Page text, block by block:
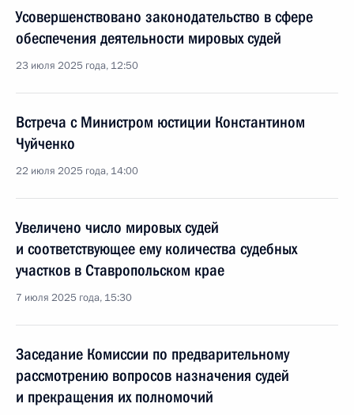
Усовершенствовано законодательство в сфере
обеспечения деятельности мировых судей
23 июля 2025 года, 12:50
Встреча с Министром юстиции Константином
Чуйченко
22 июля 2025 года, 14:00
Увеличено число мировых судей
и соответствующее ему количества судебных
участков в Ставропольском крае
7 июля 2025 года, 15:30
Заседание Комиссии по предварительному
рассмотрению вопросов назначения судей
и прекращения их полномочий